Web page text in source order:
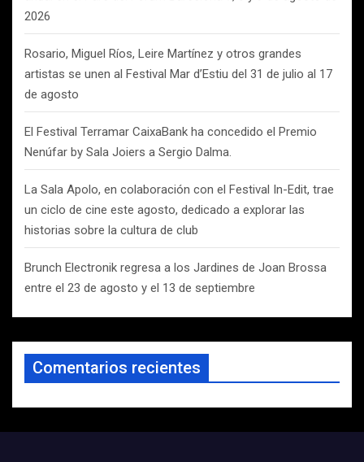
2026
Rosario, Miguel Ríos, Leire Martínez y otros grandes
artistas se unen al Festival Mar d’Estiu del 31 de julio al 17
de agosto
El Festival Terramar CaixaBank ha concedido el Premio
Nenúfar by Sala Joiers a Sergio Dalma.
La Sala Apolo, en colaboración con el Festival In-Edit, trae
un ciclo de cine este agosto, dedicado a explorar las
historias sobre la cultura de club
Brunch Electronik regresa a los Jardines de Joan Brossa
entre el 23 de agosto y el 13 de septiembre
Comentarios recientes